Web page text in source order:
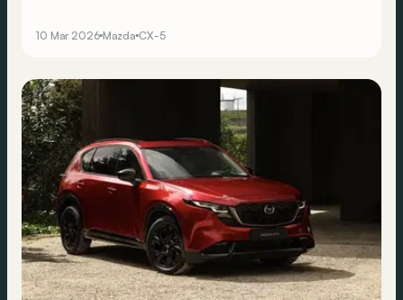
10 Mar 2026 Mazda CX-5